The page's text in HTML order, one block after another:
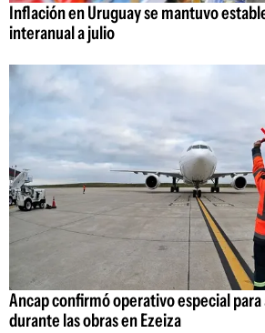
Inflación en Uruguay se mantuvo
interanual a julio
Ancap confirmó operativo especial
durante las obras en Ezeiza